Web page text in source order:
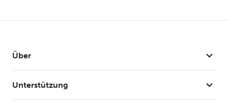
Über
Unterstützung